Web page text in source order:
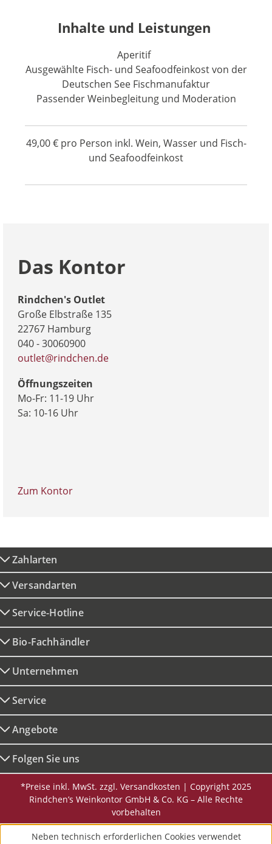
Inhalte und Leistungen
Aperitif
Ausgewählte Fisch- und Seafoodfeinkost von der
Deutschen See Fischmanufaktur
Passender Weinbegleitung und Moderation
49,00 € pro Person inkl. Wein, Wasser und Fisch-
und Seafoodfeinkost
Das Kontor
Rindchen's Outlet
Große Elbstraße 135
22767 Hamburg
040 - 30060900
outlet@rindchen.de
Öffnungszeiten
Mo-Fr: 11-19 Uhr
Sa: 10-16 Uhr
Zum Kontor
Zahlarten
Versandarten
Service-Hotline
Bio-Fachhändler
Unternehmen
Service
Angebote
Folgen Sie uns
*Preise inkl. MwSt. zzgl. Versandkosten | Copyright 2025
Rindchen’s Weinkontor GmbH & Co. KG – Alle Rechte
vorbehalten
Neben technisch erforderlichen Cookies verwendet